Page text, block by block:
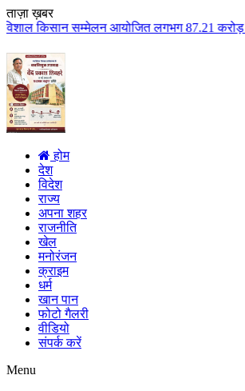
ताज़ा ख़बर
लगभग 87.21 करोड़ लागत के 41 विकास
होम
देश
विदेश
राज्य
अपना शहर
राजनीति
खेल
मनोरंजन
क्राइम
धर्म
खान पान
फोटो गैलरी
वीडियो
संपर्क करें
Menu